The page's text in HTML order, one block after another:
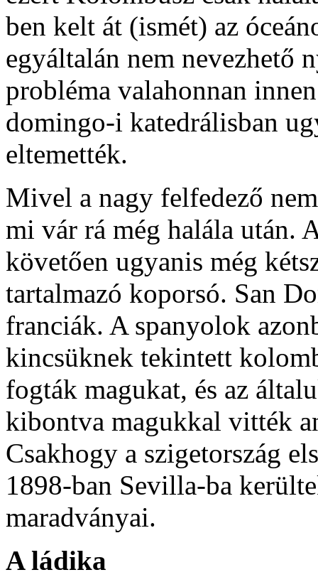
ben kelt át (ismét) az
egyáltalán nem nevezhető
probléma valahonnan
domingo-i katedrálisban
eltemették.
Mivel a nagy felfedező
mi vár rá még halála után.
követően ugyanis még
tartalmazó koporsó. San
franciák. A spanyolok
kincsüknek tekintett
fogták magukat, és az
kibontva magukkal vitték
Csakhogy a szigetország
1898-ban Sevilla-ba
maradványai.
A ládika